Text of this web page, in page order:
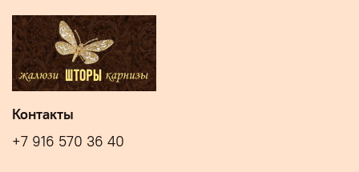
Контакты
+7 916 570 36 40